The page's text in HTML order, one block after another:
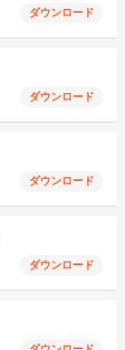
ダウンロード
ダウンロード
ダウンロード
ダウンロード